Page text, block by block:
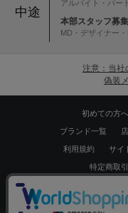
中途
アルバイト・パー
本部スタッフ募集
MD・デザイナー
注意：当社
偽装
初めての方へ
ブランド一覧
利用規約 サイ
特定商取
Copyrights ©